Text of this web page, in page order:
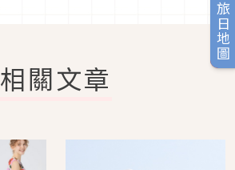
旅日地圖
相關文章